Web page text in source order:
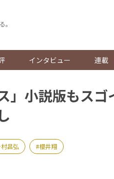
。
インタビュー 連載
」小説版もス
昌弘 櫻井翔